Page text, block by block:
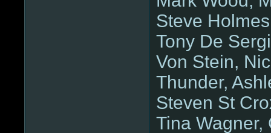
Steve
Tony De
Von Stein,
Thunder,
Steven St
Tina Wagner,